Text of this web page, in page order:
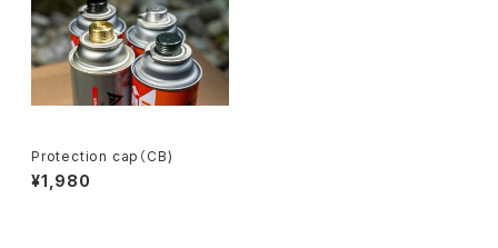
Protection cap（CB)
¥1,980